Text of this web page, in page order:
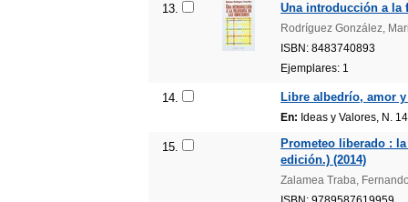
13. Una introducción a la
Rodríguez González,
ISBN: 8483740893
Ejemplares: 1
14. Libre albedrío, amor
En: Ideas y Valores, N.
15.
Prometeo liberado :
edición.) (2014)
Zalamea Traba,